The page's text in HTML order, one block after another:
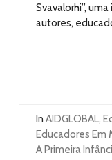
Svavalorhi”,
autores,
In AIDGLOBAL,
Educadores Em
A Primeira